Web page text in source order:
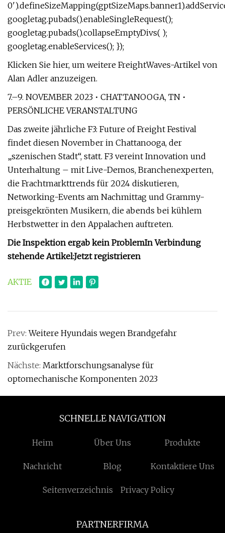
googletag.pubads().enableSingleRequest();
googletag.pubads().collapseEmptyDivs( );
googletag.enableServices(); });
Klicken Sie hier, um weitere FreightWaves-Artikel von
Alan Adler anzuzeigen.
7.–9. NOVEMBER 2023 • CHATTANOOGA, TN •
PERSÖNLICHE VERANSTALTUNG
Das zweite jährliche F3: Future of Freight Festival
findet diesen November in Chattanooga, der
„szenischen Stadt“, statt. F3 vereint Innovation und
Unterhaltung – mit Live-Demos, Branchenexperten,
die Frachtmarkttrends für 2024 diskutieren,
Networking-Events am Nachmittag und Grammy-
preisgekrönten Musikern, die abends bei kühlem
Herbstwetter in den Appalachen auftreten.
Die Inspektion ergab kein ProblemIn Verbindung
stehende Artikel:Jetzt registrieren
AKTIE
Prev:Weitere Hyundais wegen Brandgefahr
zurückgerufen
Nächste: Marktforschungsanalyse für
optomechanische Komponenten 2023
SCHNELLE NAVIGATION
Heim Über Uns Produkte
Nachricht Blog Kontaktiere Uns
Seitenverzeichnis Privacy Policy
PARTNERFIRMA